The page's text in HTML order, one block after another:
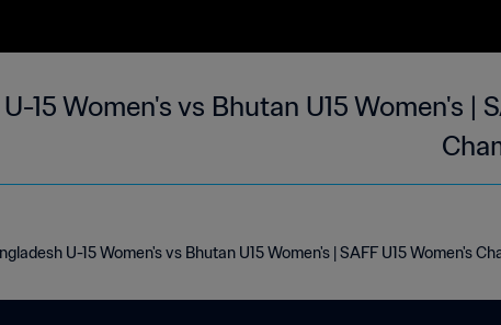
15 Women's vs Bhutan U15 Women's |
U-15 Women's vs Bhutan U15 Women's | SAFF U15 Women's